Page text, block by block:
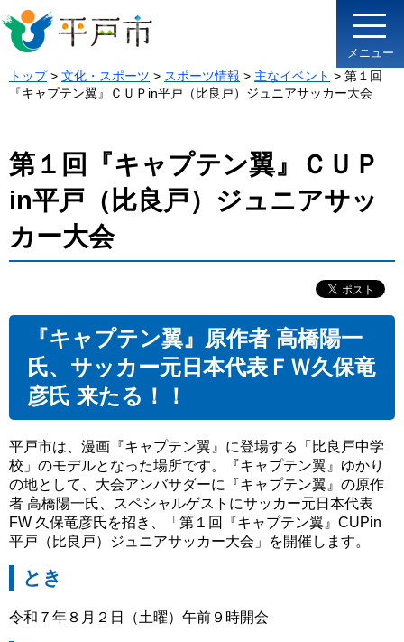
メニュー
トップ> 文化・スポーツ > スポーツ情報 > 主なイベント > 第１回
『キャプテン翼』ＣＵＰin平戸（比良戸）ジュニアサッカー大会
第１回『キャプテン翼』ＣＵＰ
in平戸（比良戸）ジュニアサッ
カー大会
『キャプテン翼』原作者 高橋陽一
氏、サッカー元日本代表ＦＷ久保竜
彦氏 来たる！！
平戸市は、漫画『キャプテン翼』に登場する「比良戸中学
校」のモデルとなった場所です。『キャプテン翼』ゆかり
の地として、大会アンバサダーに『キャプテン翼』の原作
者 高橋陽一氏、スペシャルゲストにサッカー元日本代表
FW 久保竜彦氏を招き、「第１回『キャプテン翼』CUPin
平戸（比良戸）ジュニアサッカー大会」を開催します。
とき
令和７年８月２日（土曜）午前９時開会